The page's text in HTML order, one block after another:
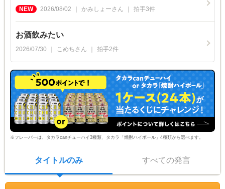
2026/08/02 かみしょーさん 拍手3件
お酒飲みたい
2026/07/30 こめちさん 拍手2件
※フレーバーは、タカラcanチューハイ3種類、タカラ「焼酎ハイボール」4種類から選べます。
タイトルのみ すべての発言